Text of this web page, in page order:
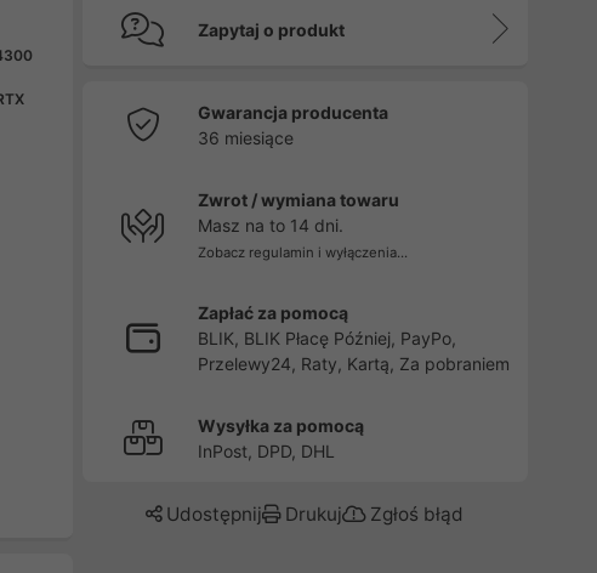
Zapytaj o produkt
Gwarancja producenta
36 miesiące
Zwrot / wymiana towaru
Masz na to 14 dni.
Zobacz regulamin i wyłączenia...
Zapłać za pomocą
BLIK, BLIK Płacę Później, PayPo,
Przelewy24, Raty, Kartą, Za pobraniem
Wysyłka za pomocą
InPost, DPD, DHL
Udostępnij Drukuj Zgłoś błąd